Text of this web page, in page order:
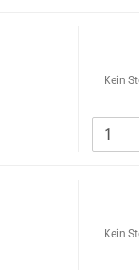
Kein
Kein